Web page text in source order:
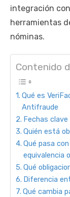
integración
herramientas
nóminas.
Contenido
Qué es
Antifraude
Fechas
Quién está
Qué pasa
equivalencia
Qué
Diferencia
Qué cambia